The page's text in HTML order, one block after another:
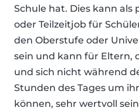
Schule hat. Dies kann
oder Teilzeitjob für
den Oberstufe oder
sein und kann für Eltern,
und sich nicht während
Stunden des Tages um
können, sehr wertvoll